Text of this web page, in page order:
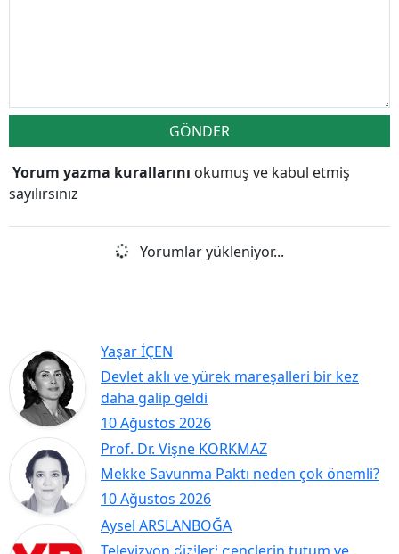
GÖNDER
Yorum yazma kurallarını okumuş ve kabul etmiş
sayılırsınız
Yorumlar yükleniyor...
Yaşar İÇEN
10 Ağustos 2026
Devlet aklı ve yürek mareşalleri bir kez
daha galip geldi
Prof. Dr. Vişne KORKMAZ
10 Ağustos 2026
Mekke Savunma Paktı neden çok önemli?
Aysel ARSLANBOĞA